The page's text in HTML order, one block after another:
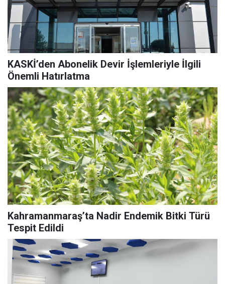
KASKİ’den Abonelik Devir İşlemleriyle İlgili
Önemli Hatırlatma
Kahramanmaraş’ta Nadir Endemik Bitki Türü
Tespit Edildi